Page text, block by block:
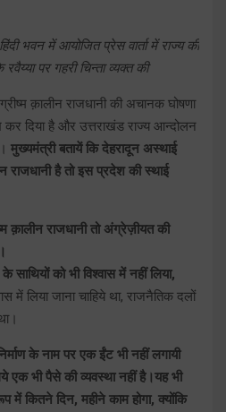
भवन में आयोजित प्रेस वार्ता में राज्य की
पर गहरी चिन्ता व्यक्त की
क़ालीन राजधानी की अचानक घोषणा
दिया है और उत्तराखंड राज्य आन्दोलन
मुख्यमंत्री बतायें कि देहरादून अस्थाई
राजधानी है तो इस प्रदेश की स्थाई
क़ालीन राजधानी तो अंग्रेज़ीयत की
को भी विश्वास में नहीं लिया,
में लिया जाना चाहिये था, राजनैतिक दलों
के नाम पर एक ईंट भी नहीं लगायी
भी पैसे की व्यवस्था नहीं है।यह भी
में कितने दिन, महीने काम होगा, क्योंकि